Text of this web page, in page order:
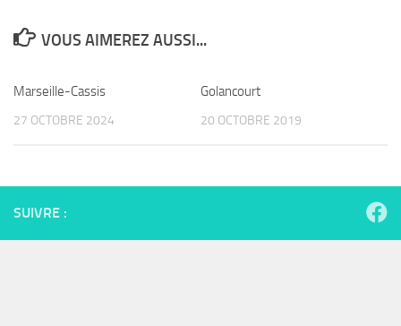
VOUS AIMEREZ AUSSI...
Marseille-Cassis
27 OCTOBRE 2024
Golancourt
20 OCTOBRE 2019
SUIVRE :